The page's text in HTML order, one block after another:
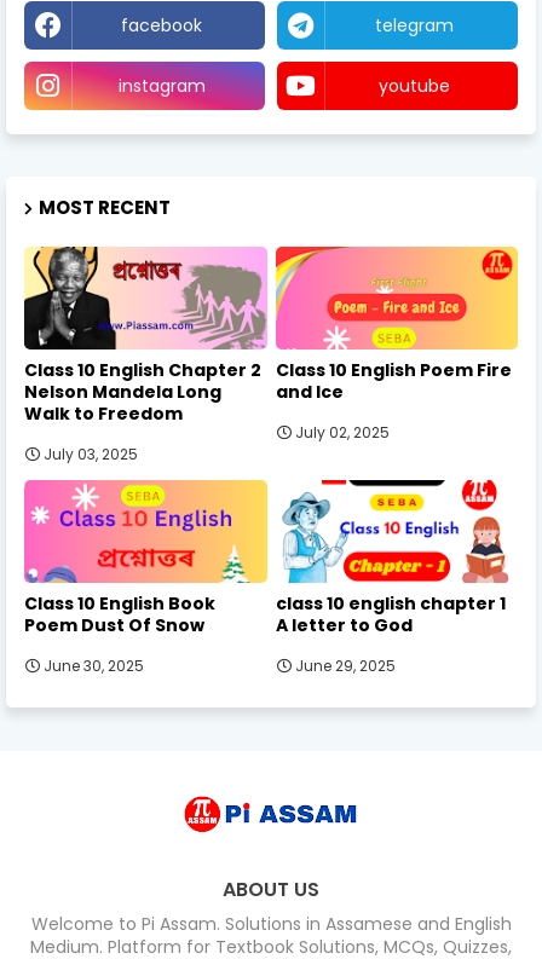
facebook telegram
instagram youtube
MOST RECENT
Class 10 English Chapter 2
Nelson Mandela Long
Walk to Freedom
July 03, 2025
Class 10 English Poem Fire
and Ice
July 02, 2025
Class 10 English Book
Poem Dust Of Snow
June 30, 2025
class 10 english chapter 1
A letter to God
June 29, 2025
ABOUT US
Welcome to Pi Assam. Solutions in Assamese and English
Medium. Platform for Textbook Solutions, MCQs, Quizzes,